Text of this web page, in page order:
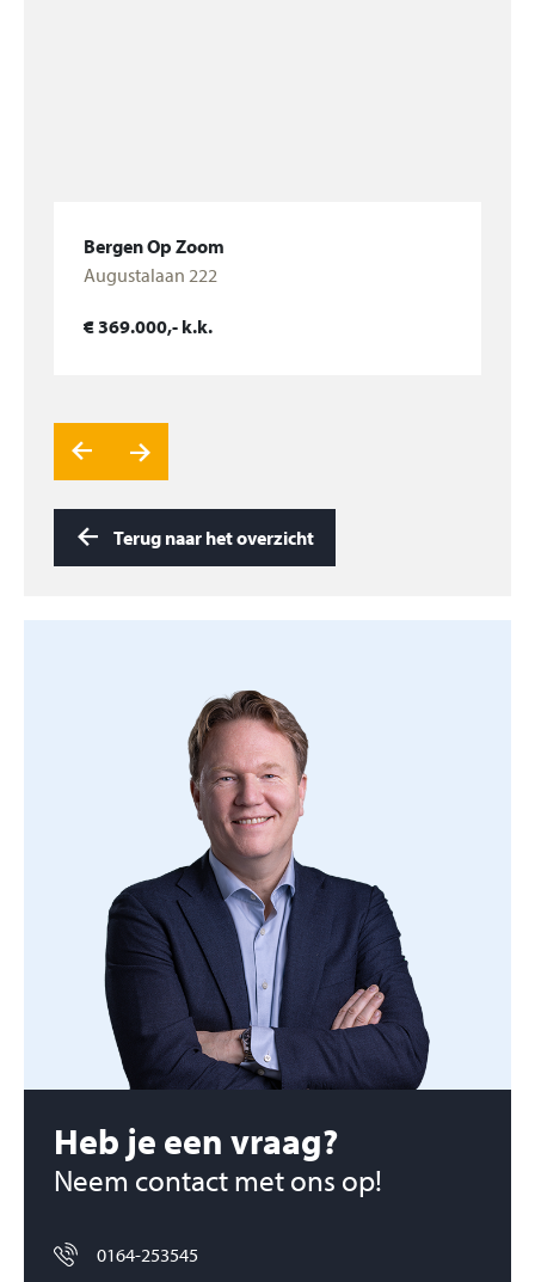
-dagelijks onderhoud
-verenigingskosten
-reservering groot onderhoud
– De keuze van de notaris is voorbehouden aan de
verkoper
uitdrukkelijke toestemming van de directie van
Vesteda Investment Management BV welke blijkt uit
Deze presentatie is met zorg samengesteld en is
bedoeld om u een impressie te geven van het
onderhavige object. Aan eventuele schrijffouten,
bijgevoegde tekeningen, opgegeven afmetingen en
werkelijke afmetingen kunnen geen rechten worden
ontleend en zijn enkel bedoeld om u een beeld te
geven van de woning.
Bergen Op Zoom
Augustalaan 222
€ 369.000,- k.k.
Terug naar het overzicht
Heb je een vraag?
Neem contact met ons op!
0164-253545